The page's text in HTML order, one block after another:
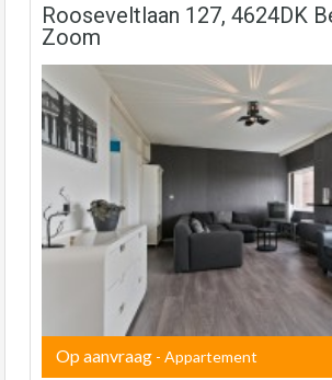
Rooseveltlaan 127, 4624DK
Zoom
Op aanvraag - Appartement